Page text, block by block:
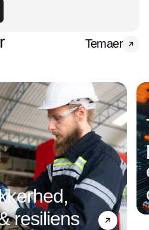
Temaer
resiliens